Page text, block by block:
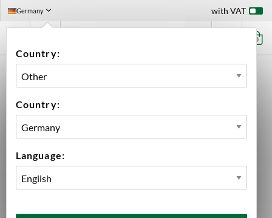
Germany
Country:
Country:
Language:
with VAT
0
ACCESSORIES BEER FAUCET